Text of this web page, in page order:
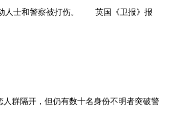
人士和警察被打伤。 英国《卫报》报
群隔开，但仍有数十名身份不明者突破警